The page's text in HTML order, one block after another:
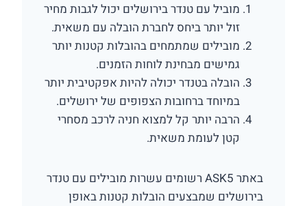
מוביל עם טנדר בירושלים יכול לגבות מחיר
זול יותר ביחס לחברת הובלה עם משאית.
מובילים שמתמחים בהובלות קטנות יותר
גמישים מבחינת לוחות הזמנים.
הובלה בטנדר יכולה להיות אפקטיבית יותר
במיוחד ברחובות הצפופים של ירושלים.
הרבה יותר קל למצוא חניה לרכב מסחרי
קטן לעומת משאית.
באתר ASK5 רשומים עשרות מובילים עם טנדר
בירושלים שמבצעים הובלות קטנות באופן